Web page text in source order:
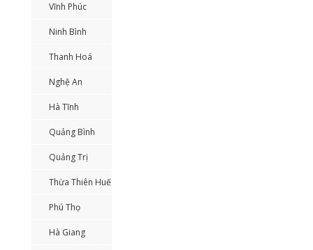
Vĩnh Phúc
Ninh Bình
Thanh Hoá
Nghệ An
Hà Tĩnh
Quảng Bình
Quảng Trị
Thừa Thiên Huế
Phú Thọ
Hà Giang